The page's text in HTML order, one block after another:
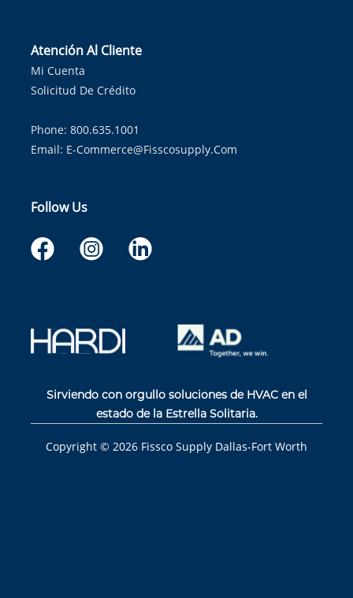
Atención Al Cliente
Mi Cuenta
Solicitud De Crédito
Phone: 800.635.1001
Email: E-Commerce@fisscosupply.com
Follow Us
Sirviendo con orgullo soluciones de HVAC en el
estado de la Estrella Solitaria.
Copyright © 2026 Fissco Supply Dallas-Fort Worth